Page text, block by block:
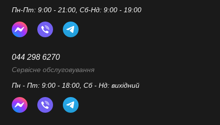
Пн-Пт: 9:00 - 21:00, Сб-Нд: 9:00 - 19:00
044 298 6270
Сервісне обслуговування
Пн - Пт: 9:00 - 18:00, Сб - Нд: вихідний